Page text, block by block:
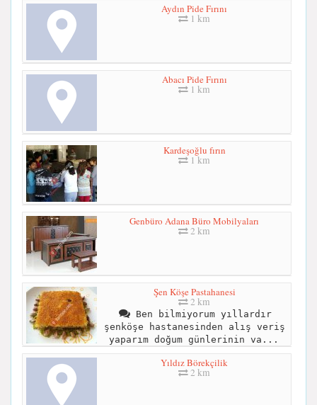
Aydın Pide Fırını
1 km
Abacı Pide Fırını
1 km
Kardeşoğlu fırın
1 km
Genbüro Adana Büro Mobilyaları
2 km
Şen Köşe Pastahanesi
2 km
Ben bilmiyorum yıllardır
şenköşe hastanesinden alış veriş
yaparım doğum günlerinin va...
Yıldız Börekçilik
2 km